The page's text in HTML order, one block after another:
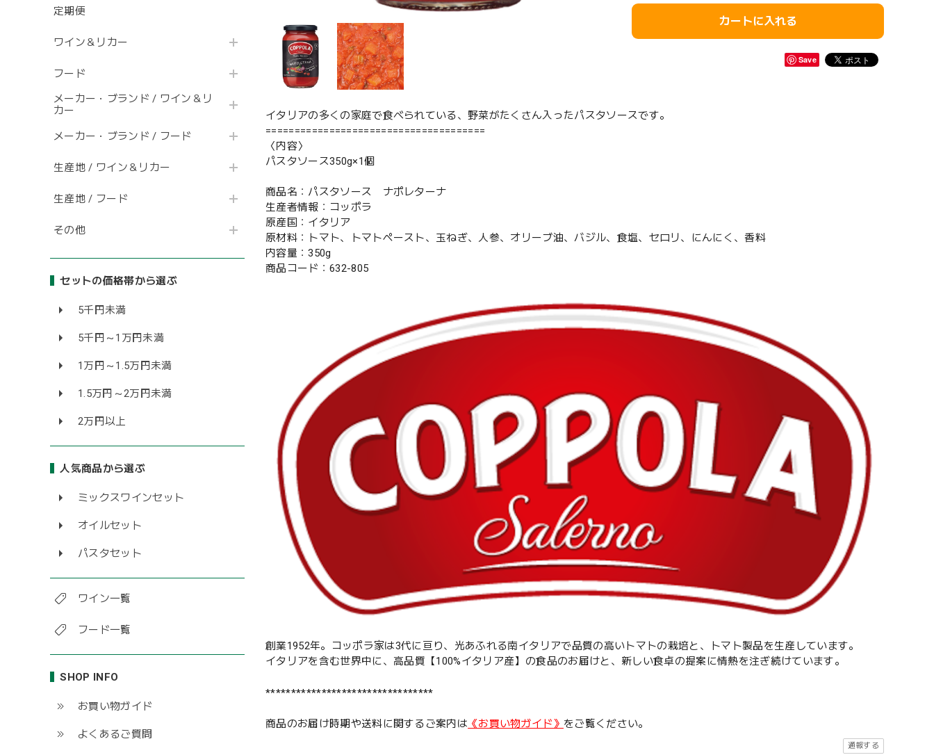
定期便
ワイン＆リカー
フード
メーカー・ブランド / ワイン＆リ
カー
メーカー・ブランド / フード
生産地 / ワイン＆リカー
生産地 / フード
その他
セットの価格帯から選ぶ
5千円未満
5千円～1万円未満
1万円～1.5万円未満
1.5万円～2万円未満
2万円以上
人気商品から選ぶ
ミックスワインセット
オイルセット
パスタセット
ワイン一覧
フード一覧
SHOP INFO
お買い物ガイド
よくあるご質問
カートに入れる
Save
イタリアの多くの家庭で食べられている、野菜がたくさん入ったパスタソースです。
======================================
〈内容〉
パスタソース350g×1個
商品名：パスタソース ナポレターナ
生産者情報：コッポラ
原産国：イタリア
原材料：トマト、トマトペースト、玉ねぎ、人参、オリーブ油、バジル、食塩、セロリ、にんにく、香料
内容量：350g
商品コード：632-805
創業1952年。コッポラ家は3代に亘り、光あふれる南イタリアで品質の高いトマトの栽培と、トマト製品を生産しています。
イタリアを含む世界中に、高品質【100%イタリア産】の食品のお届けと、新しい食卓の提案に情熱を注ぎ続けています。
*********************************
商品のお届け時期や送料に関するご案内は 《お買い物ガイド》 をご覧ください。
通報する